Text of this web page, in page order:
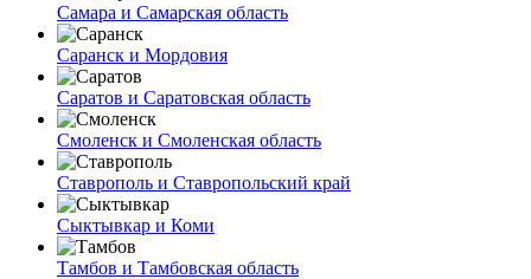
Самара и Самарская область
Саранск и Мордовия
Саратов и Саратовская область
Смоленск и Смоленская область
Ставрополь и Ставропольский край
Сыктывкар и Коми
Тамбов и Тамбовская область